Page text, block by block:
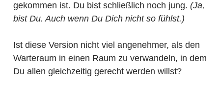
gekommen ist. Du bist schließlich noch jung. (Ja,
bist Du. Auch wenn Du Dich nicht so fühlst.)
Ist diese Version nicht viel angenehmer, als den
Warteraum in einen Raum zu verwandeln, in dem
Du allen gleichzeitig gerecht werden willst?